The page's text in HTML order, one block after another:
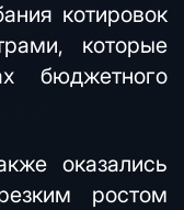
котировок
которые
бюджетного
оказались
ростом